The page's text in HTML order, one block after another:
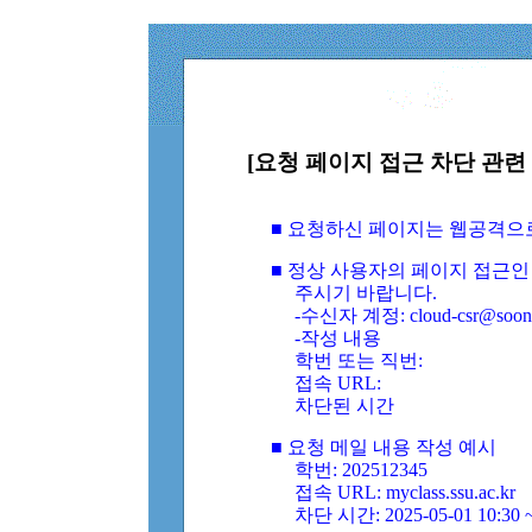
[요청 페이지 접근 차단 관
■ 요청하신 페이지는 웹공격
■ 정상 사용자의 페이지 접근
주시기 바랍니다.
-수신자 계정: cloud-
-작성 내용
학번 또는 직번:
접속 URL:
차단된 시간
■ 요청 메일 내용 작성 예시
학번: 202512345
접속 URL: myclass.ssu.ac.kr
차단 시간: 2025-05-01 10:30